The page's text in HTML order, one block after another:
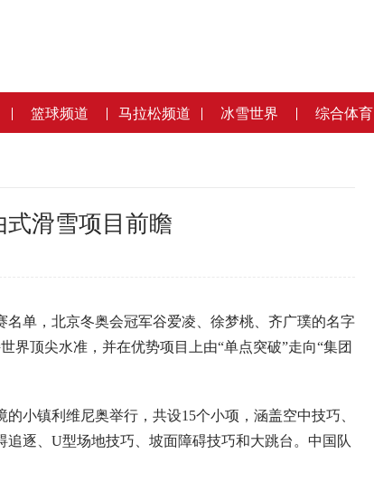
篮球频道 马拉松频道 冰雪世界 综合体育
滑雪项目前瞻
单，北京冬奥会冠军谷爱凌、徐梦桃、齐广璞的名字
界顶尖水准，并在优势项目上由“单点突破”走向“集团
镇利维尼奥举行，共设15个小项，涵盖空中技巧、
逐、U型场地技巧、坡面障碍技巧和大跳台。中国队